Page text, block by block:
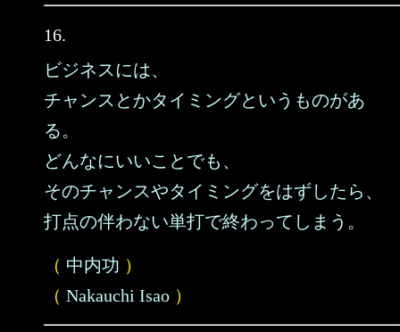
16.
ビジネスには、
チャンスとかタイミングというものがあ
る。
どんなにいいことでも、
そのチャンスやタイミングをはずしたら、
打点の伴わない単打で終わってしまう。
（ 中内功 ）
（ Nakauchi Isao ）